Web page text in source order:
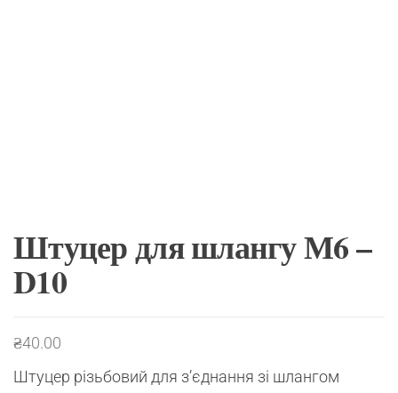
Штуцер для шлангу М6 –
D10
₴40.00
Штуцер різьбовий для з’єднання зі шлангом